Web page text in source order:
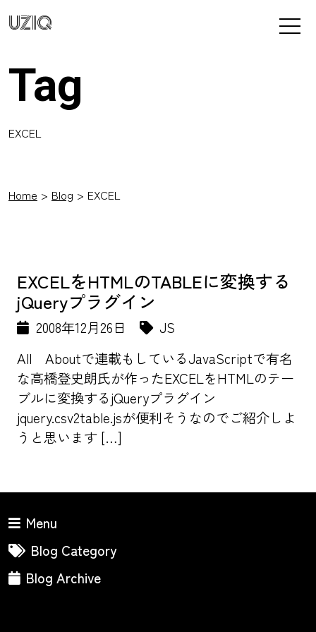
UZIQ
Tag
EXCEL
Home Blog EXCEL
EXCELをHTMLのTABLEに変換する
jQueryプラグイン
2008年12月26日
JS
All Aboutで連載もしているJavaScriptで有名
な高橋登史朗氏が作ったEXCELをHTMLのテー
ブルに変換するjQueryプラグイン
jquery.csv2table.jsが便利そうなのでご紹介しよ
うと思います […]
Menu
Blog Category
Blog Archive